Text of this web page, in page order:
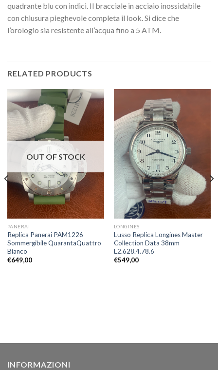
quadrante blu con indici. Il bracciale in acciaio inossidabile
con chiusura pieghevole completa il look. Si dice che
l’orologio sia resistente all’acqua fino a 5 ATM.
RELATED PRODUCTS
OUT OF STOCK
PANERAI
Replica Panerai PAM1226
Sommergibile QuarantaQuattro
Bianco
€649,00
LONGINES
Lusso Replica Longines Master
Collection Data 38mm
L2.628.4.78.6
€549,00
INFORMAZIONI